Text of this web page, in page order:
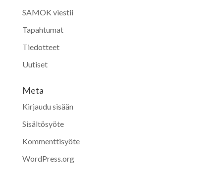
SAMOK viestii
Tapahtumat
Tiedotteet
Uutiset
Meta
Kirjaudu sisään
Sisältösyöte
Kommenttisyöte
WordPress.org